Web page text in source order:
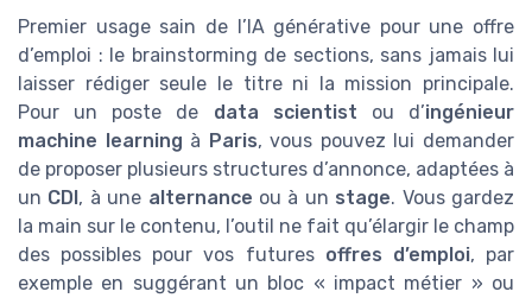
Premier usage sain de l’IA générative pour une offre
d’emploi : le brainstorming de sections, sans jamais lui
laisser rédiger seule le titre ni la mission principale.
Pour un poste de data scientist ou d’ingénieur
machine learning à Paris, vous pouvez lui demander
de proposer plusieurs structures d’annonce, adaptées à
un CDI, à une alternance ou à un stage. Vous gardez
la main sur le contenu, l’outil ne fait qu’élargir le champ
des possibles pour vos futures offres d’emploi, par
exemple en suggérant un bloc « impact métier » ou